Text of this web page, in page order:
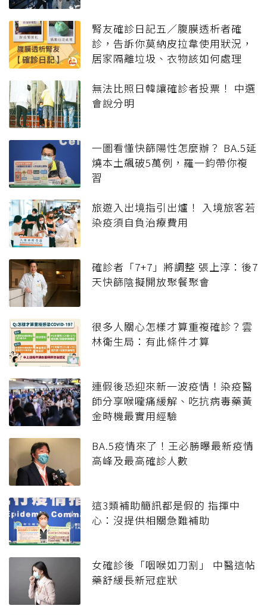
腎友確診日記五／腹膜透析者確
診，告訴你莫納皮拉韋使用狀況，
居家隔離垃圾、衣物該如何處理
無法比照日韓讓確診者投票！ 中選
會說分明
一圖看懂快篩陽性怎麼辦？ BA.5延
燒本土飆破5萬例，羅一鈞帶你複
習
旅遊入出境指引出爐！ 入境旅客若
染疫須自負治療費用
確診者「7+7」將調整 張上淳：後7
天快篩陰擬開放聚餐聚會
很多人關心怎樣才算重複確診？雲
林衛生局：有此條件才算
連假後恐迎來新一波疫情！染疫醫
師分享喉嚨痛緩解、吃抗病毒藥黃
金時機最實用經驗
BA.5疫情來了！王必勝曝最新疫情
高峰及最高確診人數
這3類補助簡訊都是假的 指揮中
心：沒提供相關急難補助
女確診後「咽喉如刀割」 中醫這帖
藥舒緩長新冠症狀